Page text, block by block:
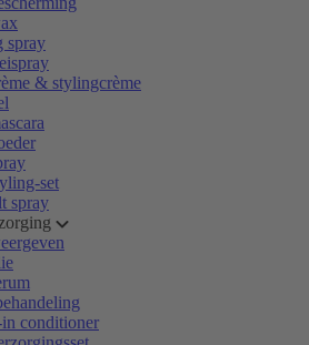
spray
& stylingcrème
set
spray
conditioner